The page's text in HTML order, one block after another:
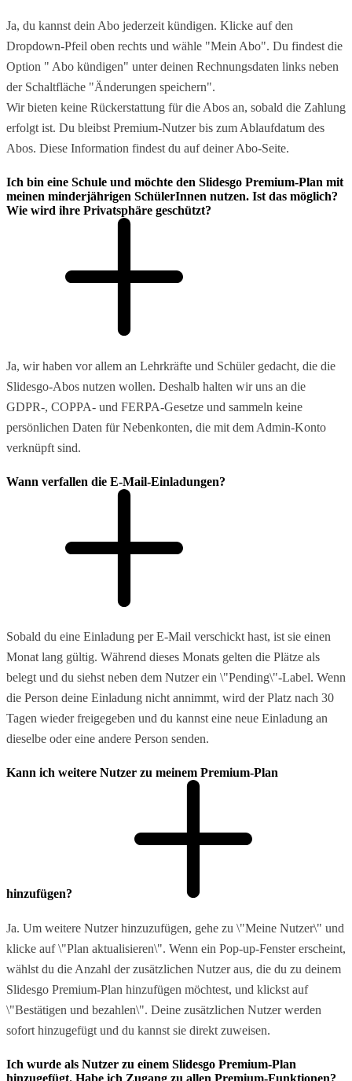
Ja, du kannst dein Abo jederzeit kündigen. Klicke auf den
Dropdown-Pfeil oben rechts und wähle "Mein Abo". Du findest die
Option " Abo kündigen" unter deinen Rechnungsdaten links neben
der Schaltfläche "Änderungen speichern".
Wir bieten keine Rückerstattung für die Abos an, sobald die Zahlung
erfolgt ist. Du bleibst Premium-Nutzer bis zum Ablaufdatum des
Abos. Diese Information findest du auf deiner Abo-Seite.
Ich bin eine Schule und möchte den Slidesgo Premium-Plan mit
meinen minderjährigen SchülerInnen nutzen. Ist das möglich?
Wie wird ihre Privatsphäre geschützt?
Ja, wir haben vor allem an Lehrkräfte und Schüler gedacht, die die
Slidesgo-Abos nutzen wollen. Deshalb halten wir uns an die
GDPR-, COPPA- und FERPA-Gesetze und sammeln keine
persönlichen Daten für Nebenkonten, die mit dem Admin-Konto
verknüpft sind.
Wann verfallen die E-Mail-Einladungen?
Sobald du eine Einladung per E-Mail verschickt hast, ist sie einen
Monat lang gültig. Während dieses Monats gelten die Plätze als
belegt und du siehst neben dem Nutzer ein \"Pending\"-Label. Wenn
die Person deine Einladung nicht annimmt, wird der Platz nach 30
Tagen wieder freigegeben und du kannst eine neue Einladung an
dieselbe oder eine andere Person senden.
Kann ich weitere Nutzer zu meinem Premium-Plan
hinzufügen?
Ja. Um weitere Nutzer hinzuzufügen, gehe zu \"Meine Nutzer\" und
klicke auf \"Plan aktualisieren\". Wenn ein Pop-up-Fenster erscheint,
wählst du die Anzahl der zusätzlichen Nutzer aus, die du zu deinem
Slidesgo Premium-Plan hinzufügen möchtest, und klickst auf
\"Bestätigen und bezahlen\". Deine zusätzlichen Nutzer werden
sofort hinzugefügt und du kannst sie direkt zuweisen.
Ich wurde als Nutzer zu einem Slidesgo Premium-Plan
hinzugefügt. Habe ich Zugang zu allen Premium-Funktionen?